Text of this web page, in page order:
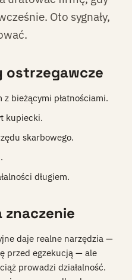
Oto sygnały,
ostrzegawcze
bieżącymi płatnościami.
kupiecki.
skarbowego.
długiem.
znaczenie
daje realne narzędzia —
przed egzekucją — ale
prowadzi działalność.